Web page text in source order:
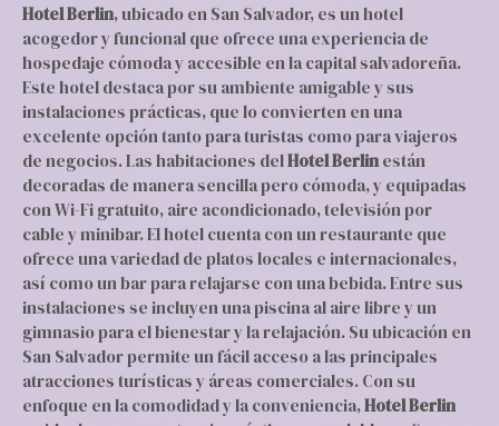
Hotel Berlin, ubicado en San Salvador, es un hotel
acogedor y funcional que ofrece una experiencia de
hospedaje cómoda y accesible en la capital salvadoreña.
Este hotel destaca por su ambiente amigable y sus
instalaciones prácticas, que lo convierten en una
excelente opción tanto para turistas como para viajeros
de negocios. Las habitaciones delHotel Berlinestán
decoradas de manera sencilla pero cómoda, y equipadas
con Wi-Fi gratuito, aire acondicionado, televisión por
cable y minibar. El hotel cuenta con un restaurante que
ofrece una variedad de platos locales e internacionales,
así como un bar para relajarse con una bebida. Entre sus
instalaciones se incluyen una piscina al aire libre y un
gimnasio para el bienestar y la relajación. Su ubicación en
San Salvador permite un fácil acceso a las principales
atracciones turísticas y áreas comerciales. Con su
enfoque en la comodidad y la conveniencia,Hotel Berlin